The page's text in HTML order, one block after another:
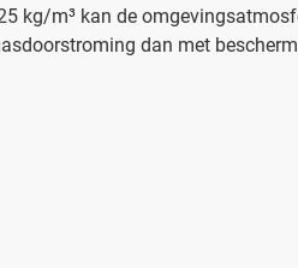
kg/m³ kan de
dan met